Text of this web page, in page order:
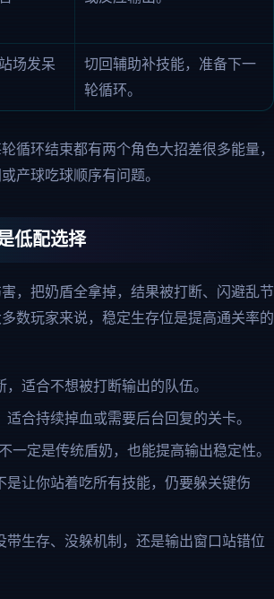
场发呆
切回辅助补技能，准备下一
轮循环。
循环结束都有两个角色大招差很多能量，
产球吃球顺序有问题。
低配选择
，把奶盾全拿掉，结果被打断、闪避乱节
数玩家来说，稳定生存位是提高通关率的
，适合不想被打断输出的队伍。
适合持续掉血或需要后台回复的关卡。
不一定是传统盾奶，也能提高输出稳定性。
是让你站着吃所有技能，仍要躲关键伤
带生存、没躲机制，还是输出窗口站错位